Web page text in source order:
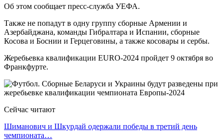
Об этом сообщает пресс-служба УЕФА.
Также не попадут в одну группу сборные Армении и
Азербайджана, команды Гибралтара и Испании, сборные
Косова и Боснии и Герцеговины, а также косовары и сербы.
Жеребьевка квалификации EURO-2024 пройдет 9 октября во
Франкфурте.
Сейчас читают
Шиманович и Шкурдай одержали победы в третий день
чемпионата…